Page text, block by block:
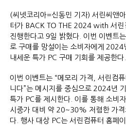
(씨넷코리아=신동민 기자) 서린씨앤
터가 BACK TO THE 2024 with 서린
진행한다고 9일 밝혔다. 이번 이벤트
로 구매를 망설이는 소비자에게 2024
내세운 특가 PC 구매 기회를 제공한
이번 이벤트는 “메모리 가격, 서린컴
니다”는 메시지를 중심으로 2024년
특가 PC를 제시한다. 이를 통해 소비
시중가 대비 약 20~30% 저렴한 가격
다. 행사 대상 PC는 서린컴퓨터 홈페